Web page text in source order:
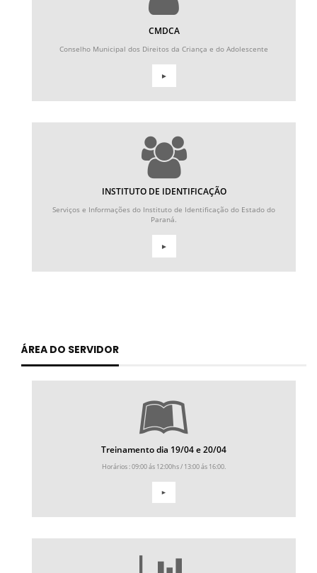
CMDCA
Conselho Municipal dos Direitos da Criança e do Adolescente
►
INSTITUTO DE IDENTIFICAÇÃO
Serviços e Informações do Instituto de Identificação do Estado do
Paraná.
►
ÁREA DO SERVIDOR
Treinamento dia 19/04 e 20/04
Horários : 09:00 ás 12:00hs / 13:00 ás 16:00.
►